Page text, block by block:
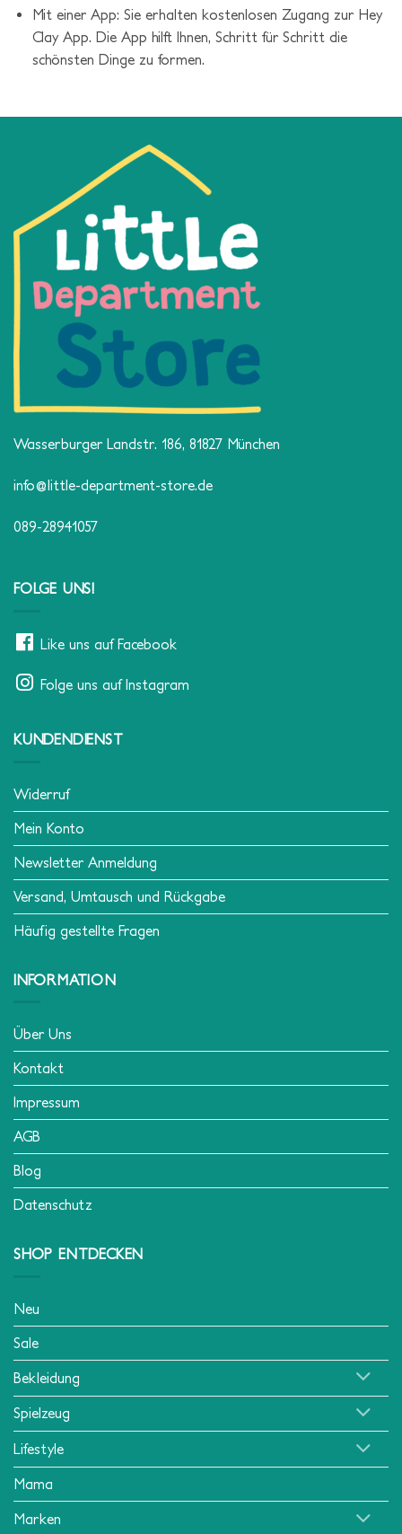
Mit einer App: Sie erhalten kostenlosen Zugang zur Hey
Clay App. Die App hilft Ihnen, Schritt für Schritt die
schönsten Dinge zu formen.
Wasserburger Landstr. 186, 81827 München
info@little-department-store.de
089-28941057
FOLGE UNS!
Like uns auf Facebook
Folge uns auf Instagram
KUNDENDIENST
Widerruf
Mein Konto
Newsletter Anmeldung
Versand, Umtausch und Rückgabe
Häufig gestellte Fragen
INFORMATION
Über Uns
Kontakt
Impressum
AGB
Blog
Datenschutz
SHOP ENTDECKEN
Neu
Sale
Bekleidung
Spielzeug
Lifestyle
Mama
Marken